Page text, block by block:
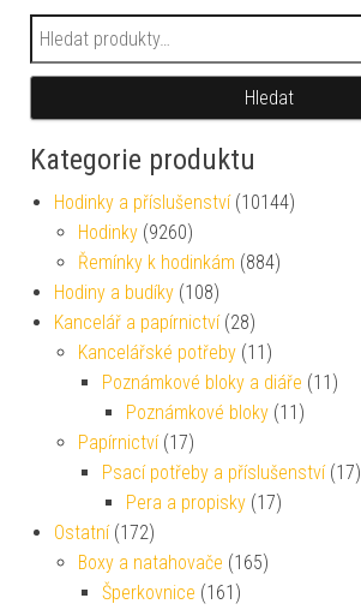
Hledat:
Hledat
Kategorie produktu
Hodinky a příslušenství (10144)
Hodinky (9260)
Řemínky k hodinkám (884)
Hodiny a budíky (108)
Kancelář a papírnictví (28)
Kancelářské potřeby (11)
Poznámkové bloky a diáře (11)
Poznámkové bloky (11)
Papírnictví (17)
Psací potřeby a příslušenství (17)
Pera a propisky (17)
Ostatní (172)
Boxy a natahovače (165)
Šperkovnice (161)